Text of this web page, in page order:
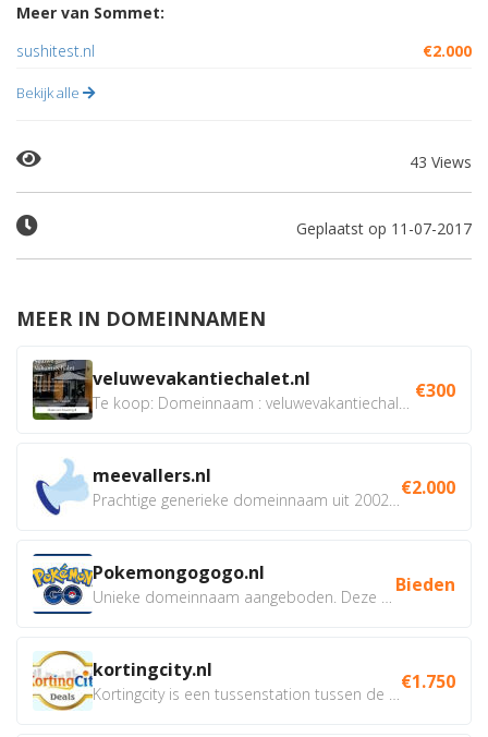
Meer van Sommet:
sushitest.nl
€2.000
Bekijk alle
43 Views
Geplaatst op 11-07-2017
MEER IN DOMEINNAMEN
veluwevakantiechalet.nl €300
meevallers.nl €2.000
Pokemongogogo.nl Bieden
kortingcity.nl €1.750